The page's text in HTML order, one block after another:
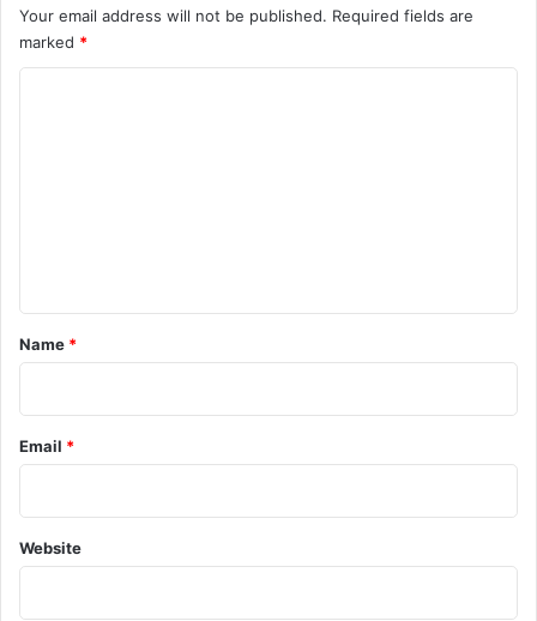
Your email address will not be published. Required fields are
marked *
*
Name *
Email *
Website